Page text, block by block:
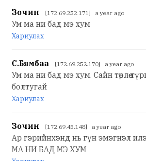
Зочин [172.69.252.171] a year ago
Ум ма ни бад мэ хум
Хариулах
С.Бямбаа [172.69.252.170] a year ago
Ум ма ни бад мэ хум. Сайн төрлөө
болтугай
Хариулах
Зочин [172.69.45.148] a year ago
Ар гэрийнхэнд нь гүн эмэгнэл
МА НИ БАД МЭ ХУМ